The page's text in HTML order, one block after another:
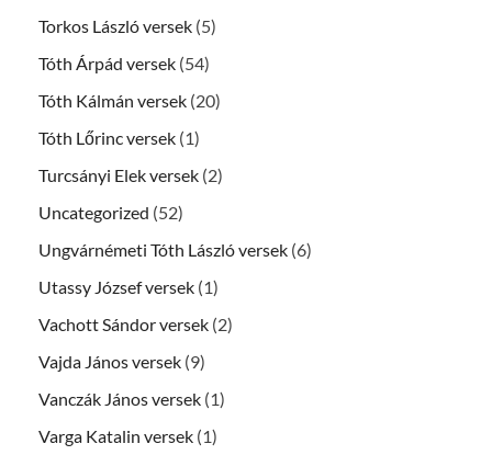
Torkos László versek (5)
Tóth Árpád versek (54)
Tóth Kálmán versek (20)
Tóth Lőrinc versek (1)
Turcsányi Elek versek (2)
Uncategorized (52)
Ungvárnémeti Tóth László versek (6)
Utassy József versek (1)
Vachott Sándor versek (2)
Vajda János versek (9)
Vanczák János versek (1)
Varga Katalin versek (1)